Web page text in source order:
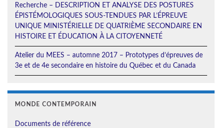
Recherche – DESCRIPTION ET ANALYSE DES POSTURES
ÉPISTÉMOLOGIQUES SOUS-TENDUES PAR L’ÉPREUVE
UNIQUE MINISTÉRIELLE DE QUATRIÈME SECONDAIRE EN
HISTOIRE ET ÉDUCATION À LA CITOYENNETÉ
Atelier du MEES – automne 2017 – Prototypes d’épreuves de
3e et de 4e secondaire en histoire du Québec et du Canada
MONDE CONTEMPORAIN
Documents de référence